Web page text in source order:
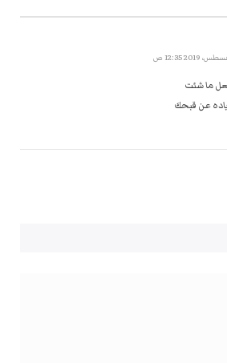
ما شئت
عن قبحك